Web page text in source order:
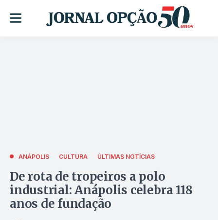
ANÁPOLIS CULTURA ÚLTIMAS NOTÍCIAS
De rota de tropeiros a polo
industrial: Anápolis celebra 118
anos de fundação